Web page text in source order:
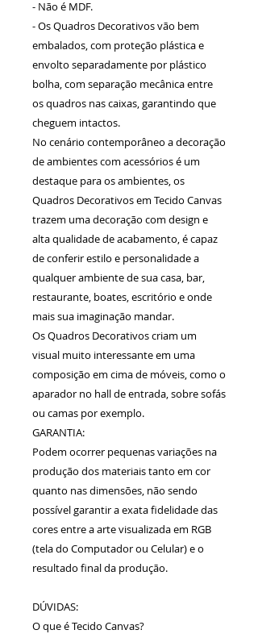
- Não é MDF.
- Os Quadros Decorativos vão bem
embalados, com proteção plástica e
envolto separadamente por plástico
bolha, com separação mecânica entre
os quadros nas caixas, garantindo que
cheguem intactos.
No cenário contemporâneo a decoração
de ambientes com acessórios é um
destaque para os ambientes, os
Quadros Decorativos em Tecido Canvas
trazem uma decoração com design e
alta qualidade de acabamento, é capaz
de conferir estilo e personalidade a
qualquer ambiente de sua casa, bar,
restaurante, boates, escritório e onde
mais sua imaginação mandar.
Os Quadros Decorativos criam um
visual muito interessante em uma
composição em cima de móveis, como o
aparador no hall de entrada, sobre sofás
ou camas por exemplo.
GARANTIA:
Podem ocorrer pequenas variações na
produção dos materiais tanto em cor
quanto nas dimensões, não sendo
possível garantir a exata fidelidade das
cores entre a arte visualizada em RGB
(tela do Computador ou Celular) e o
resultado final da produção.
DÚVIDAS:
O que é Tecido Canvas?